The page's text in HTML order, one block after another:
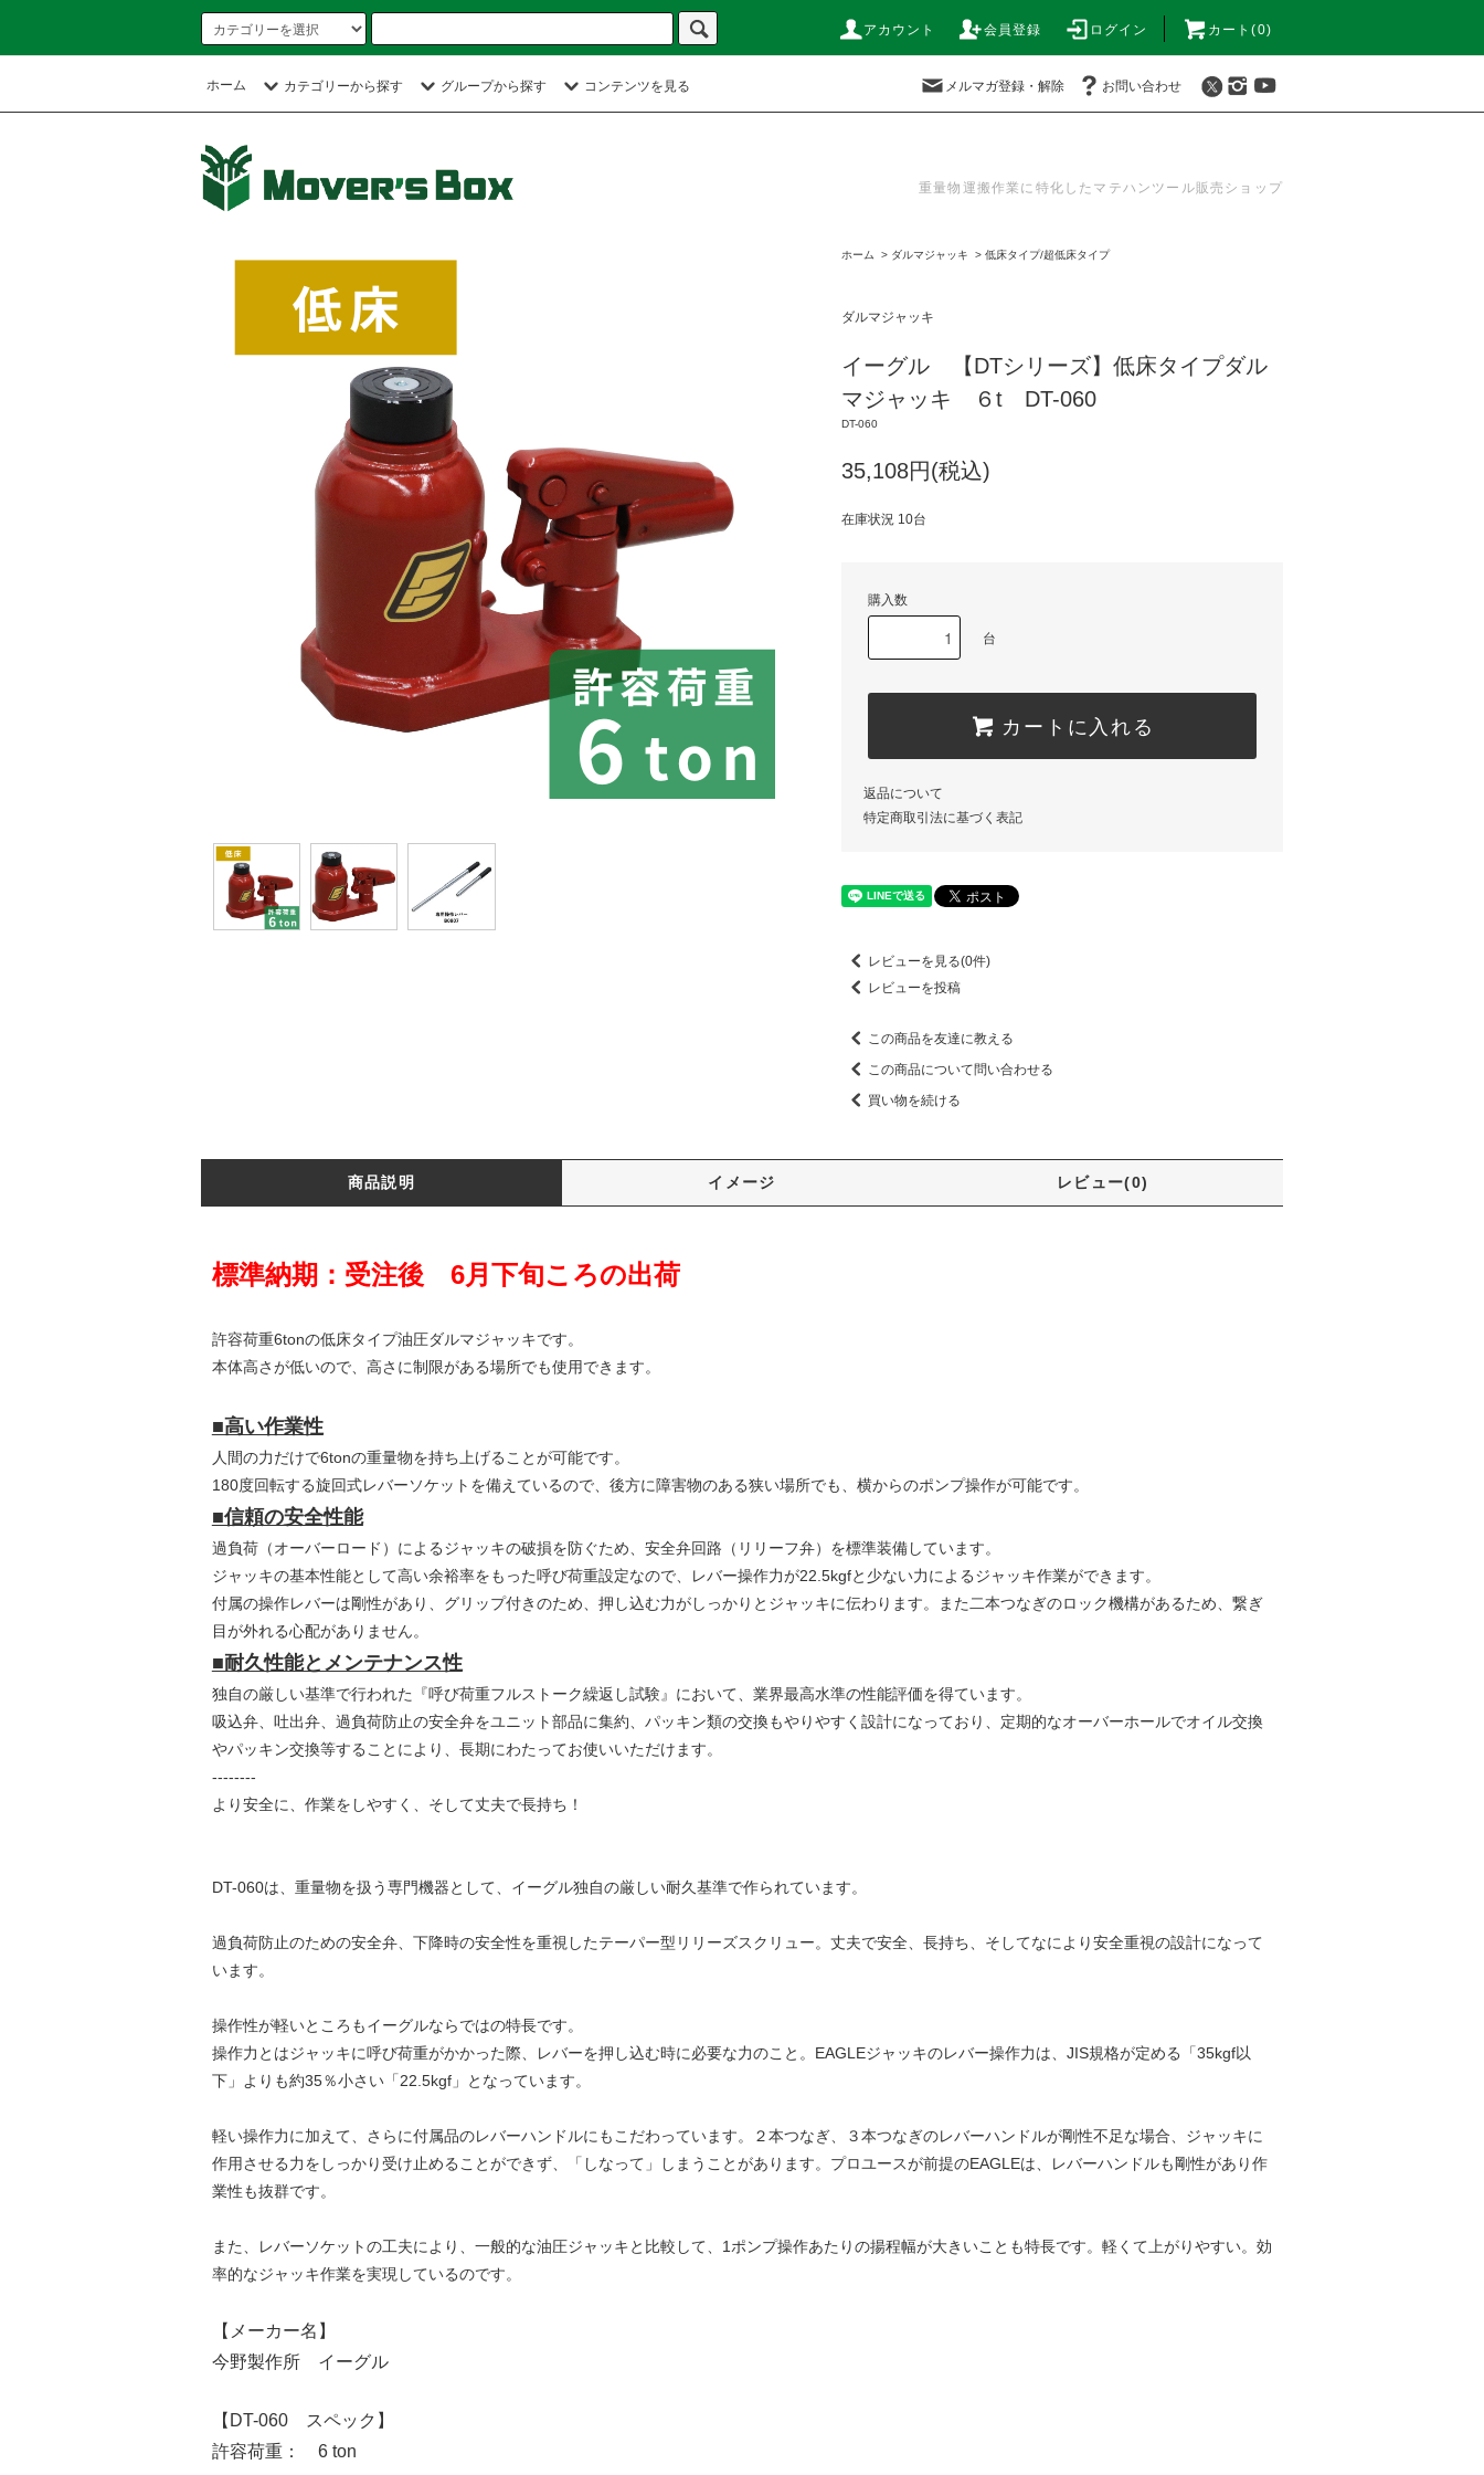
アカウント 会員登録 ログイン カート(0)
ホーム カテゴリーから探す グループから探す コンテンツを見る メルマガ登録・解除 お問い合わせ
重量物運搬作業に特化したマテハンツール販売ショップ
ホーム > ダルマジャッキ > 低床タイプ/超低床タイプ
ダルマジャッキ
イーグル 【DTシリーズ】低床タイプダル
マジャッキ ６t DT-060
DT-060
35,108円(税込)
在庫状況 10台
購入数
台
カートに入れる
返品について
特定商取引法に基づく表記
レビューを見る(0件)
レビューを投稿
この商品を友達に教える
この商品について問い合わせる
買い物を続ける
商品説明 イメージ レビュー(0)
標準納期：受注後 6月下旬ころの出荷
許容荷重6tonの低床タイプ油圧ダルマジャッキです。
本体高さが低いので、高さに制限がある場所でも使用できます。
■高い作業性
人間の力だけで6tonの重量物を持ち上げることが可能です。
180度回転する旋回式レバーソケットを備えているので、後方に障害物のある狭い場所でも、横からのポンプ操作が可能です。
■信頼の安全性能
過負荷（オーバーロード）によるジャッキの破損を防ぐため、安全弁回路（リリーフ弁）を標準装備しています。
ジャッキの基本性能として高い余裕率をもった呼び荷重設定なので、レバー操作力が22.5kgfと少ない力によるジャッキ作業ができます。
付属の操作レバーは剛性があり、グリップ付きのため、押し込む力がしっかりとジャッキに伝わります。また二本つなぎのロック機構があるため、繋ぎ
目が外れる心配がありません。
■耐久性能とメンテナンス性
独自の厳しい基準で行われた『呼び荷重フルストーク繰返し試験』において、業界最高水準の性能評価を得ています。
吸込弁、吐出弁、過負荷防止の安全弁をユニット部品に集約、パッキン類の交換もやりやすく設計になっており、定期的なオーバーホールでオイル交換
やパッキン交換等することにより、長期にわたってお使いいただけます。
--------
より安全に、作業をしやすく、そして丈夫で長持ち！
DT-060は、重量物を扱う専門機器として、イーグル独自の厳しい耐久基準で作られています。
過負荷防止のための安全弁、下降時の安全性を重視したテーパー型リリーズスクリュー。丈夫で安全、長持ち、そしてなにより安全重視の設計になって
います。
操作性が軽いところもイーグルならではの特長です。
操作力とはジャッキに呼び荷重がかかった際、レバーを押し込む時に必要な力のこと。EAGLEジャッキのレバー操作力は、JIS規格が定める「35kgf以
下」よりも約35％小さい「22.5kgf」となっています。
軽い操作力に加えて、さらに付属品のレバーハンドルにもこだわっています。２本つなぎ、３本つなぎのレバーハンドルが剛性不足な場合、ジャッキに
作用させる力をしっかり受け止めることができず、「しなって」しまうことがあります。プロユースが前提のEAGLEは、レバーハンドルも剛性があり作
業性も抜群です。
また、レバーソケットの工夫により、一般的な油圧ジャッキと比較して、1ポンプ操作あたりの揚程幅が大きいことも特長です。軽くて上がりやすい。効
率的なジャッキ作業を実現しているのです。
【メーカー名】
今野製作所 イーグル
【DT-060 スペック】
許容荷重： 6 ton